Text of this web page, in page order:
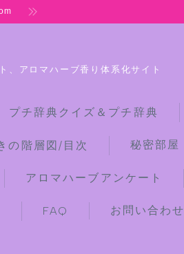
、アロマハーブ香り体系化サイト
チ辞典クイズ＆プチ辞典
の階層図/目次 秘密部屋
アロマハーブアンケート
FAQ お問い合わせ